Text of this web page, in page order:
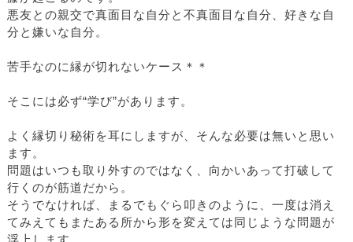
悪友との親交で真面目な自分と不真面目な自分、好きな自
分と嫌いな自分。
苦手なのに縁が切れないケース＊＊
そこには必ず“学び”があります。
よく縁切り秘術を耳にしますが、そんな必要は無いと思い
ます。
問題はいつも取り外すのではなく、向かいあって打破して
行くのが筋道だから。
そうでなければ、まるでもぐら叩きのように、一度は消え
てみえてもまたある所から形を変えては同じような問題が